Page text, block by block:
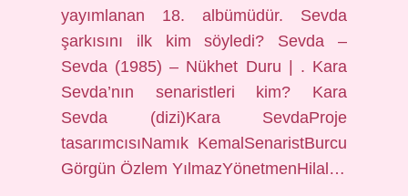
yayımlanan 18. albümüdür. Sevda
şarkısını ilk kim söyledi? Sevda –
Sevda (1985) – Nükhet Duru | . Kara
Sevda’nın senaristleri kim? Kara
Sevda (dizi)Kara SevdaProje
tasarımcısıNamık KemalSenaristBurcu
Görgün Özlem YılmazYönetmenHilal…